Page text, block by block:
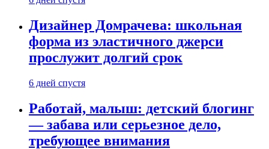
Дизайнер Домрачева: школьная
форма из эластичного джерси
прослужит долгий срок
6 дней спустя
Работай, малыш: детский блогинг
— забава или серьезное дело,
требующее внимания